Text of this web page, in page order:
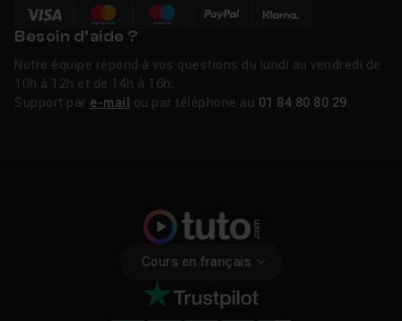
Besoin d’aide ?
Notre équipe répond à vos questions du lundi au vendredi de
10h à 12h et de 14h à 16h.
Support par e-mail ou par téléphone au 01 84 80 80 29
Cours en français